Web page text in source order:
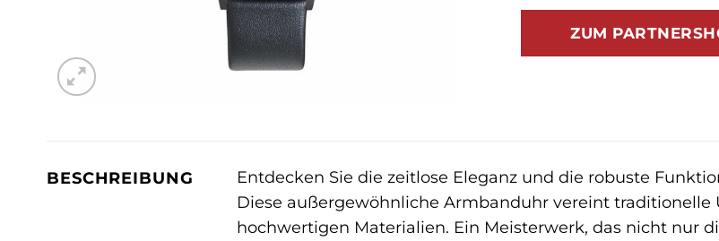
ZUM
BESCHREIBUNG Entdecken Sie die zeitlose Eleganz und die robuste
Diese außergewöhnliche Armbanduhr vereint
hochwertigen Materialien. Ein Meisterwerk, das nicht nur